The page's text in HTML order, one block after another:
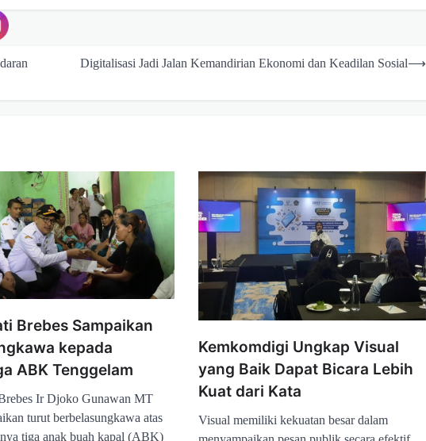
Digitalisasi Jadi Jalan Kemandirian Ekonomi dan Keadilan Sosial⟶
Brebes Sampaikan
kepada
ABK Tenggelam
Ir Djoko Gunawan MT
turut berbelasungkawa atas
tiga anak buah kapal (ABK)
Kemkomdigi Ungkap Visual
yang Baik Dapat Bicara Lebih
Kuat dari Kata
Visual memiliki kekuatan besar dalam